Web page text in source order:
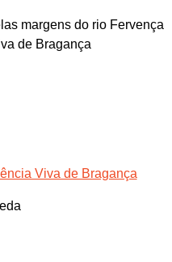
margens do rio Fervença
de Bragança
Viva de Bragança